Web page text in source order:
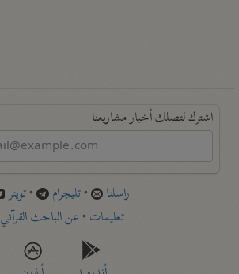
اشترك لتصلك أخبار مشاريعنا
راسلنا •تليجرام •تويتر
تعليمات •عن الباحث القرآني